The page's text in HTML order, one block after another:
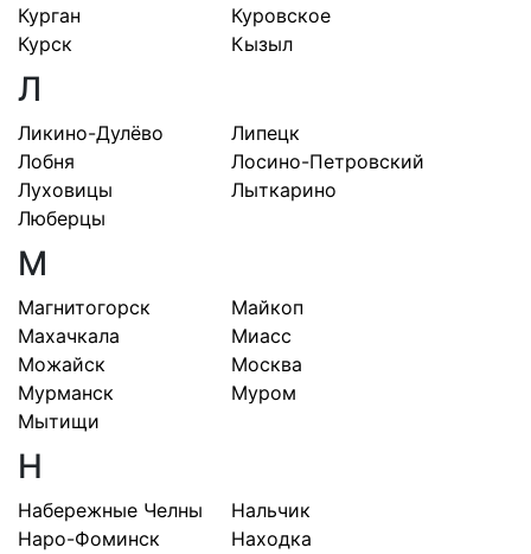
Курган
Куровское
Курск
Кызыл
Л
Ликино-Дулёво
Липецк
Лобня
Лосино-Петровский
Луховицы
Лыткарино
Люберцы
М
Магнитогорск
Майкоп
Махачкала
Миасс
Можайск
Москва
Мурманск
Муром
Мытищи
Н
Набережные Челны
Нальчик
Наро-Фоминск
Находка